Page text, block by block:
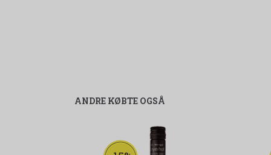
ANDRE KØBTE OGSÅ